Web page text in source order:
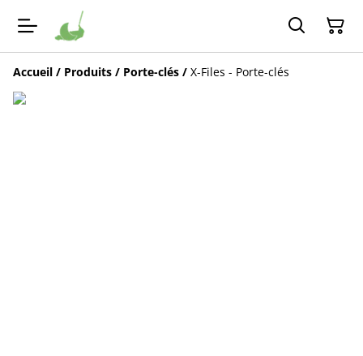
Accueil / Produits / Porte-clés / X-Files - Porte-clés